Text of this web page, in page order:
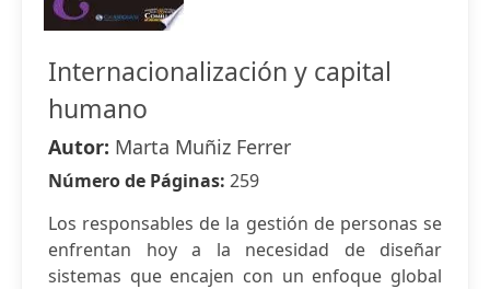
Internacionalización y capital
humano
Autor: Marta Muñiz Ferrer
Número de Páginas: 259
Los responsables de la gestión de personas se
enfrentan hoy a la necesidad de diseñar
sistemas que encajen con un enfoque global